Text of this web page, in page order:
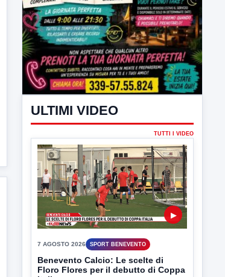
ULTIMI VIDEO
TUTTI I VIDEO